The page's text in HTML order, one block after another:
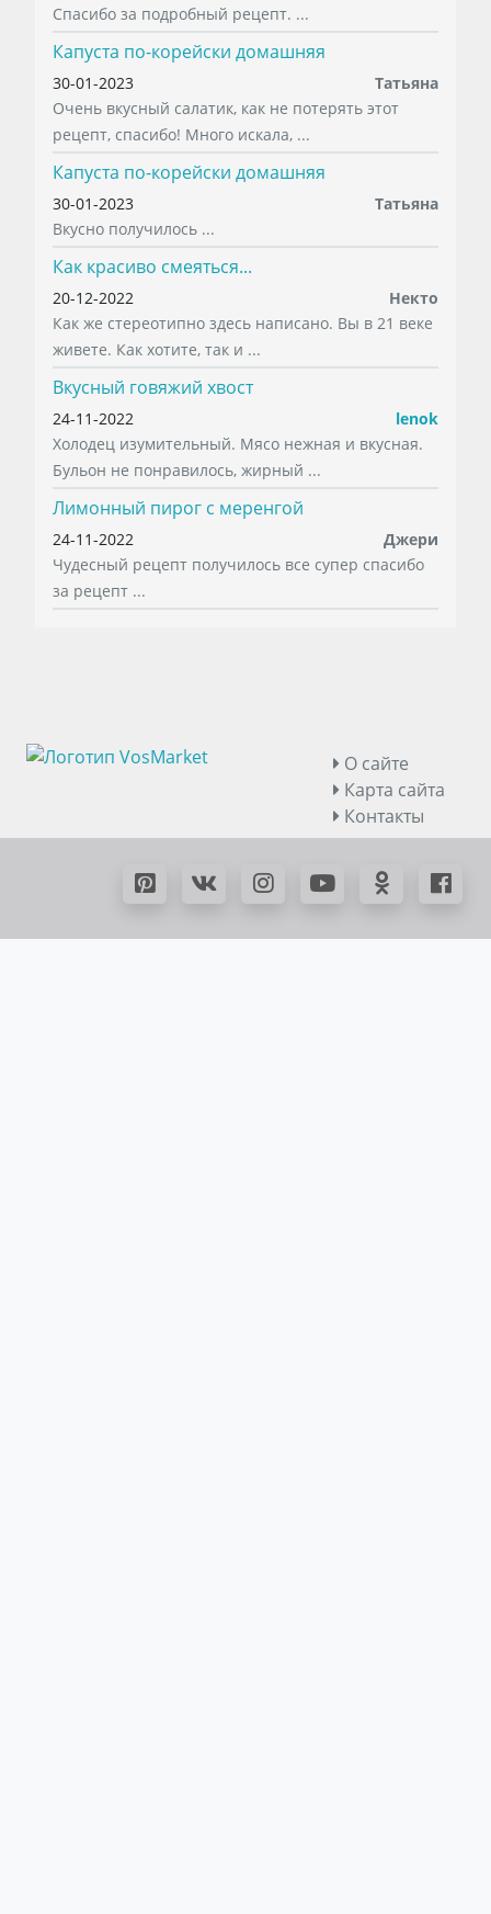
Спасибо за подробный рецепт. ...
Капуста по-корейски домашняя
30-01-2023
Татьяна
Очень вкусный салатик, как не потерять этот
рецепт, спасибо! Много искала, ...
Капуста по-корейски домашняя
30-01-2023
Татьяна
Вкусно получилось ...
Как красиво смеяться...
20-12-2022
Некто
Как же стереотипно здесь написано. Вы в 21 веке
живете. Как хотите, так и ...
Вкусный говяжий хвост
24-11-2022
lenok
Холодец изумительный. Мясо нежная и вкусная.
Бульон не понравилось, жирный ...
Лимонный пирог с меренгой
24-11-2022
Джери
Чудесный рецепт получилось все супер спасибо
за рецепт ...
О сайте
Карта сайта
Контакты